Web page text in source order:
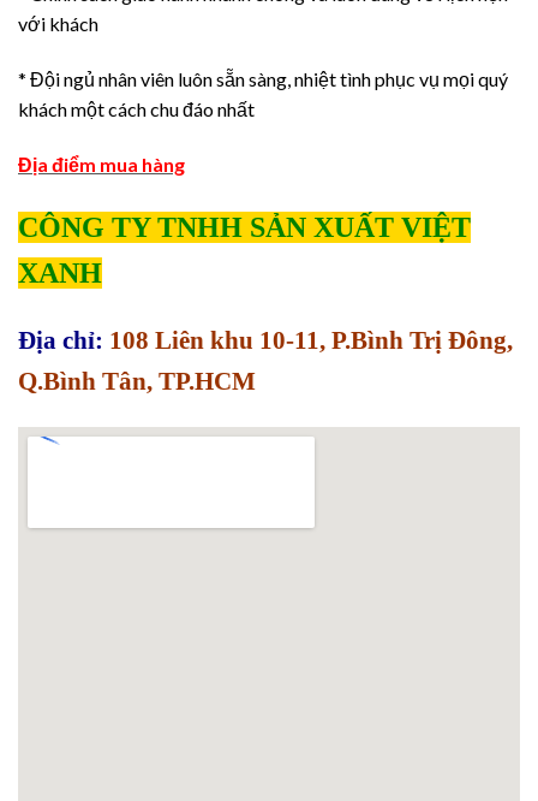
với khách
* Đội ngủ nhân viên luôn sẵn sàng, nhiệt tình phục vụ mọi quý
khách một cách chu đáo nhất
Địa điểm mua hàng
CÔNG TY TNHH SẢN XUẤT VIỆT
XANH
Địa chỉ: 108 Liên khu 10-11, P.Bình Trị Đông,
Q.Bình Tân, TP.HCM